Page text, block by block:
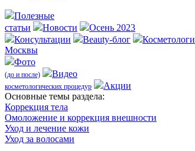
Полезные
статьи
Новости
Осень 2023
Консультации
Beauty-блог
Косметологи
Москвы
Фото
(до и после) Видео
косметологических процедур
Акции
Оcновные темы раздела:
Коррекция тела
Омоложение и коррекция внешности
Уход и лечение кожи
Уход за волосами